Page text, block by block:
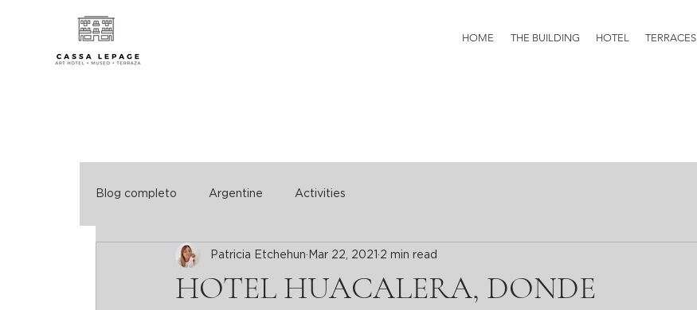
HOME THE BUILDING HOTEL TERRACES
Blog completo Argentine Activities
HOTEL HUACALERA, DONDE
Patricia Etchehun Mar 22, 2021 2 min read